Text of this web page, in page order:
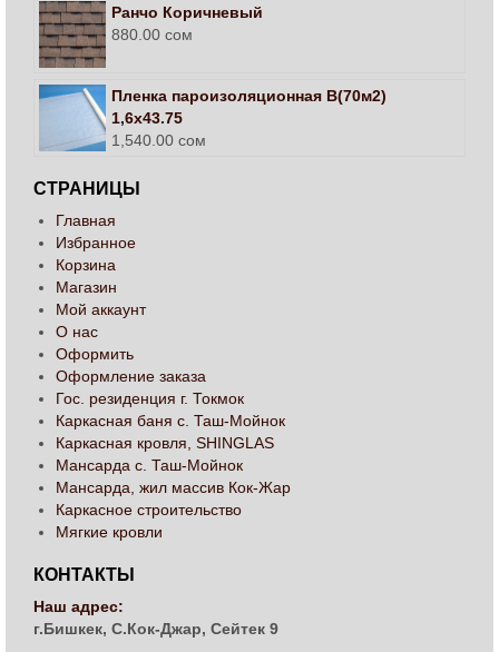
Ранчо Коричневый
880.00 сом
Пленка пароизоляционная В(70м2)
1,6х43.75
1,540.00 сом
СТРАНИЦЫ
Главная
Избранное
Корзина
Магазин
Мой аккаунт
О нас
Оформить
Оформление заказа
Гос. резиденция г. Токмок
Каркасная баня с. Таш-Мойнок
Каркасная кровля, SHINGLAS
Мансарда с. Таш-Мойнок
Мансарда, жил массив Кок-Жар
Каркасное строительство
Мягкие кровли
КОНТАКТЫ
Наш адрес:
г.Бишкек, С.Кок-Джар, Сейтек 9